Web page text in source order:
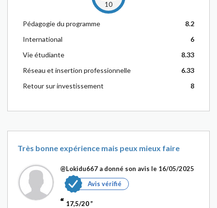
10
Pédagogie du programme
8.2
International
6
Vie étudiante
8.33
Réseau et insertion professionnelle
6.33
Retour sur investissement
8
Très bonne expérience mais peux mieux faire
@Lokidu667 a donné son avis le 16/05/2025
Avis vérifié
17,5/20